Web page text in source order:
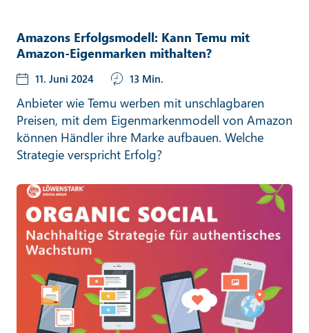
Amazons Erfolgsmodell: Kann Temu mit
Amazon-Eigenmarken mithalten?
11. Juni 2024 13 Min.
Anbieter wie Temu werben mit unschlagbaren
Preisen, mit dem Eigenmarkenmodell von Amazon
können Händler ihre Marke aufbauen. Welche
Strategie verspricht Erfolg?